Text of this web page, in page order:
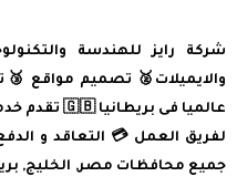
شركة رايز للهندسة
والايميلات🥈 تصميم مواقع
لفريق العمل 💳 التعاقد و
جميع محافظات مصر, الخليج,